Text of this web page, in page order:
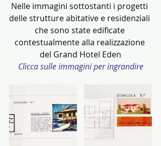
Nelle immagini sottostanti i progetti
delle strutture abitative e residenziali
che sono state edificate
contestualmente alla realizzazione
del Grand Hotel Eden
Clicca sulle immagini per ingrandire